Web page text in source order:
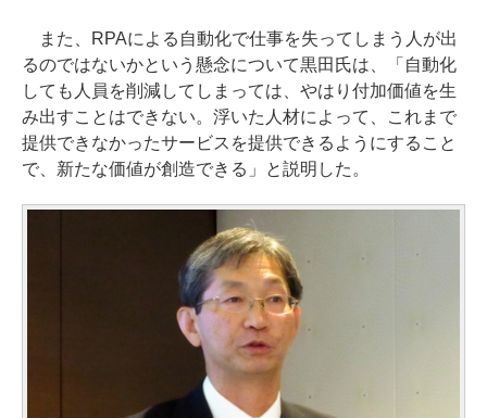
また、RPAによる自動化で仕事を失ってしまう人が出
るのではないかという懸念について黒田氏は、「自動化
しても人員を削減してしまっては、やはり付加価値を生
み出すことはできない。浮いた人材によって、これまで
提供できなかったサービスを提供できるようにすること
で、新たな価値が創造できる」と説明した。